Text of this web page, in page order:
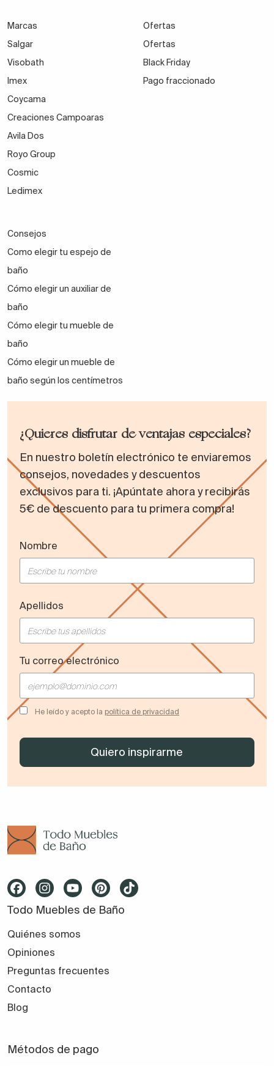
Marcas
Salgar
Visobath
Imex
Coycama
Creaciones Campoaras
Avila Dos
Royo Group
Cosmic
Ledimex
Ofertas
Ofertas
Black Friday
Pago fraccionado
Consejos
Como elegir tu espejo de
baño
Cómo elegir un auxiliar de
baño
Cómo elegir tu mueble de
baño
Cómo elegir un mueble de
baño según los centímetros
¿Quieres disfrutar de ventajas especiales?
En nuestro boletín electrónico te enviaremos
consejos, novedades y descuentos
exclusivos para ti. ¡Apúntate ahora y recibirás
5€ de descuento para tu primera compra!
Nombre
Apellidos
Tu correo electrónico
He leído y acepto la política de privacidad
Todo Muebles de Baño
Quiénes somos
Opiniones
Preguntas frecuentes
Contacto
Blog
Métodos de pago